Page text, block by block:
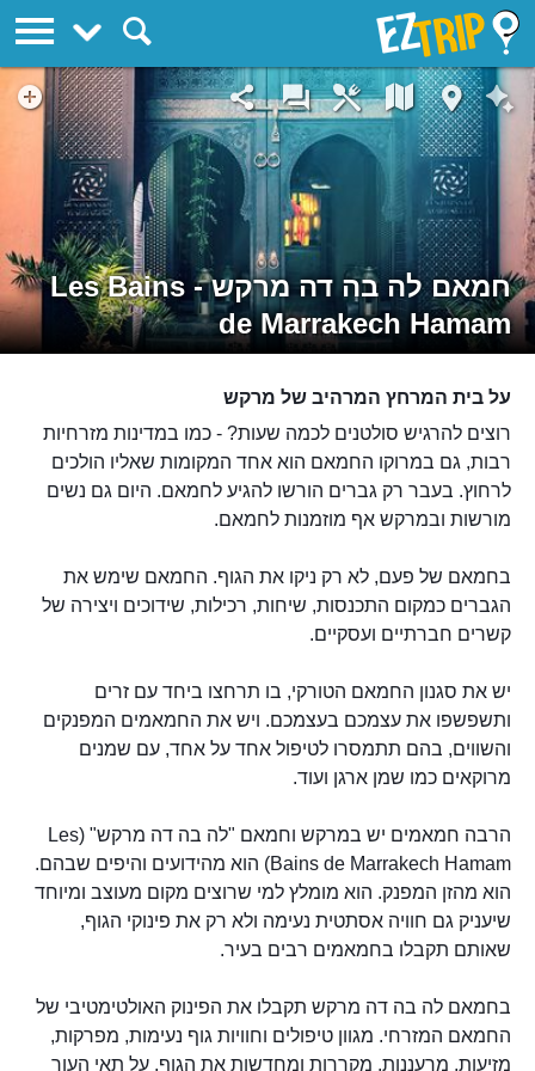
חמאם לה בה דה מרקש - Les Bains
de Marrakech Hamam
על בית המרחץ המרהיב של מרקש
רוצים להרגיש סולטנים לכמה שעות? - כמו במדינות מזרחיות
רבות, גם במרוקו החמאם הוא אחד המקומות שאליו הולכים
לרחוץ. בעבר רק גברים הורשו להגיע לחמאם. היום גם נשים
מורשות ובמרקש אף מוזמנות לחמאם.
בחמאם של פעם, לא רק ניקו את הגוף. החמאם שימש את
הגברים כמקום התכנסות, שיחות, רכילות, שידוכים ויצירה של
קשרים חברתיים ועסקיים.
יש את סגנון החמאם הטורקי, בו תרחצו ביחד עם זרים
ותשפשפו את עצמכם בעצמכם. ויש את החמאמים המפנקים
והשווים, בהם תתמסרו לטיפול אחד על אחד, עם שמנים
מרוקאים כמו שמן ארגן ועוד.
הרבה חמאמים יש במרקש וחמאם "לה בה דה מרקש" (Les
Bains de Marrakech Hamam) הוא מהידועים והיפים שבהם.
הוא מהזן המפנק. הוא מומלץ למי שרוצים מקום מעוצב ומיוחד
שיעניק גם חוויה אסתטית נעימה ולא רק את פינוקי הגוף,
שאותם תקבלו בחמאמים רבים בעיר.
בחמאם לה בה דה מרקש תקבלו את הפינוק האולטימטיבי של
החמאם המזרחי. מגוון טיפולים וחוויות גוף נעימות, מפרקות,
מזיעות, מרעננות, מקררות ומחדשות את הגוף, על תאי העור
EZTrip